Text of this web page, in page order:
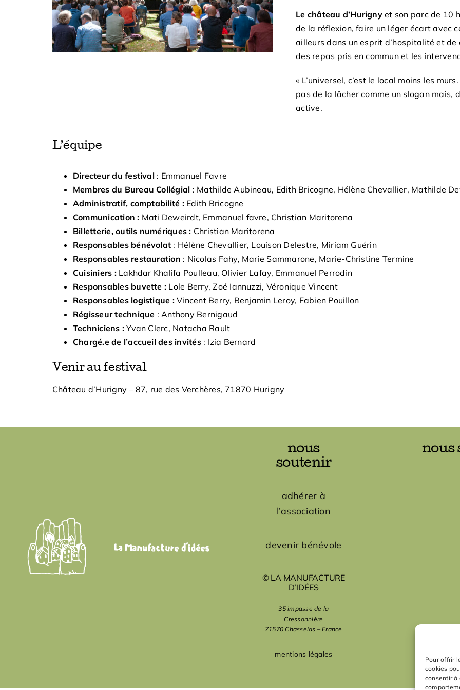
Pour offrir
cookies
consentir à
Le château d’Hurignyet son parc de 10
de la réflexion, faire un léger écart avec
ailleurs dans un esprit d’hospitalité et
des repas pris en commun et les
« L’universel, c’est le local moins les
pas de la lâcher comme un slogan mais,
active.
L’équipe
Directeur du festival : Emmanuel Favre
Membres du Bureau Collégial : Mathilde Aubineau, Edith Bricogne, Hélène Chevallier, Mathilde
Administratif, comptabilité :Edith Bricogne
Communication : Mati Deweirdt, Emmanuel favre, Christian Maritorena
Billetterie, outils numériques : Christian Maritorena
Responsables bénévolat : Hélène Chevallier, Louison Delestre, Miriam Guérin
Responsables restauration : Nicolas Fahy, Marie Sammarone, Marie-Christine Termine
Cuisiniers : Lakhdar Khalifa Poulleau, Olivier Lafay, Emmanuel Perrodin
Responsables buvette : Lole Berry, Zoé Iannuzzi, Véronique Vincent
Responsables logistique :Vincent Berry, Benjamin Leroy, Fabien Pouillon
Régisseur technique : Anthony Bernigaud
Techniciens :Yvan Clerc, Natacha Rault
Chargé.e de l’accueil des invités: Izia Bernard
Venir au festival
Château d’Hurigny – 87, rue des Verchères, 71870 Hurigny
nous
soutenir
adhérer à
l’association
devenir bénévole
© LA MANUFACTURE
D’IDÉES
35 impasse de la
Cressonnière
71570 Chasselas – France
mentions légales
nous